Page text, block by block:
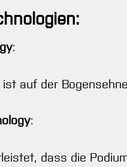
:
ist auf der
:
dass die